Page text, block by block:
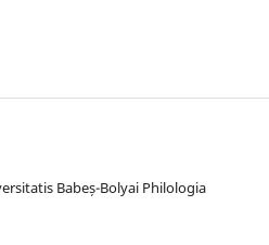
Babeș-Bolyai Philologia